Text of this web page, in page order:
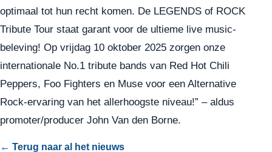
optimaal tot hun recht komen. De LEGENDS of ROCK
Tribute Tour staat garant voor de ultieme live music-
beleving! Op vrijdag 10 oktober 2025 zorgen onze
internationale No.1 tribute bands van Red Hot Chili
Peppers, Foo Fighters en Muse voor een Alternative
Rock-ervaring van het allerhoogste niveau!” – aldus
promoter/producer John Van den Borne.
← Terug naar al het nieuws